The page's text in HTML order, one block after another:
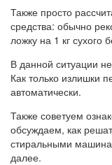
Также просто
средства: обычно
ложку на 1 кг сухого
В данной ситуации
Как только излишки
автоматически.
Также советуем
обсуждаем, как
стиральными
далее.